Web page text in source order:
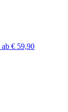
ab € 59,90